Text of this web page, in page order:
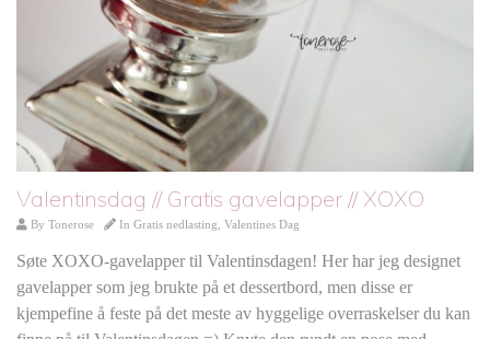
Valentinsdag // Gratis gavelapper // XOXO
By Tonerose In Gratis nedlasting Valentines Dag
Søte XOXO-gavelapper til Valentinsdagen! Her har jeg designet
gavelapper som jeg brukte på et dessertbord, men disse er
kjempefine å feste på det meste av hyggelige overraskelser du kan